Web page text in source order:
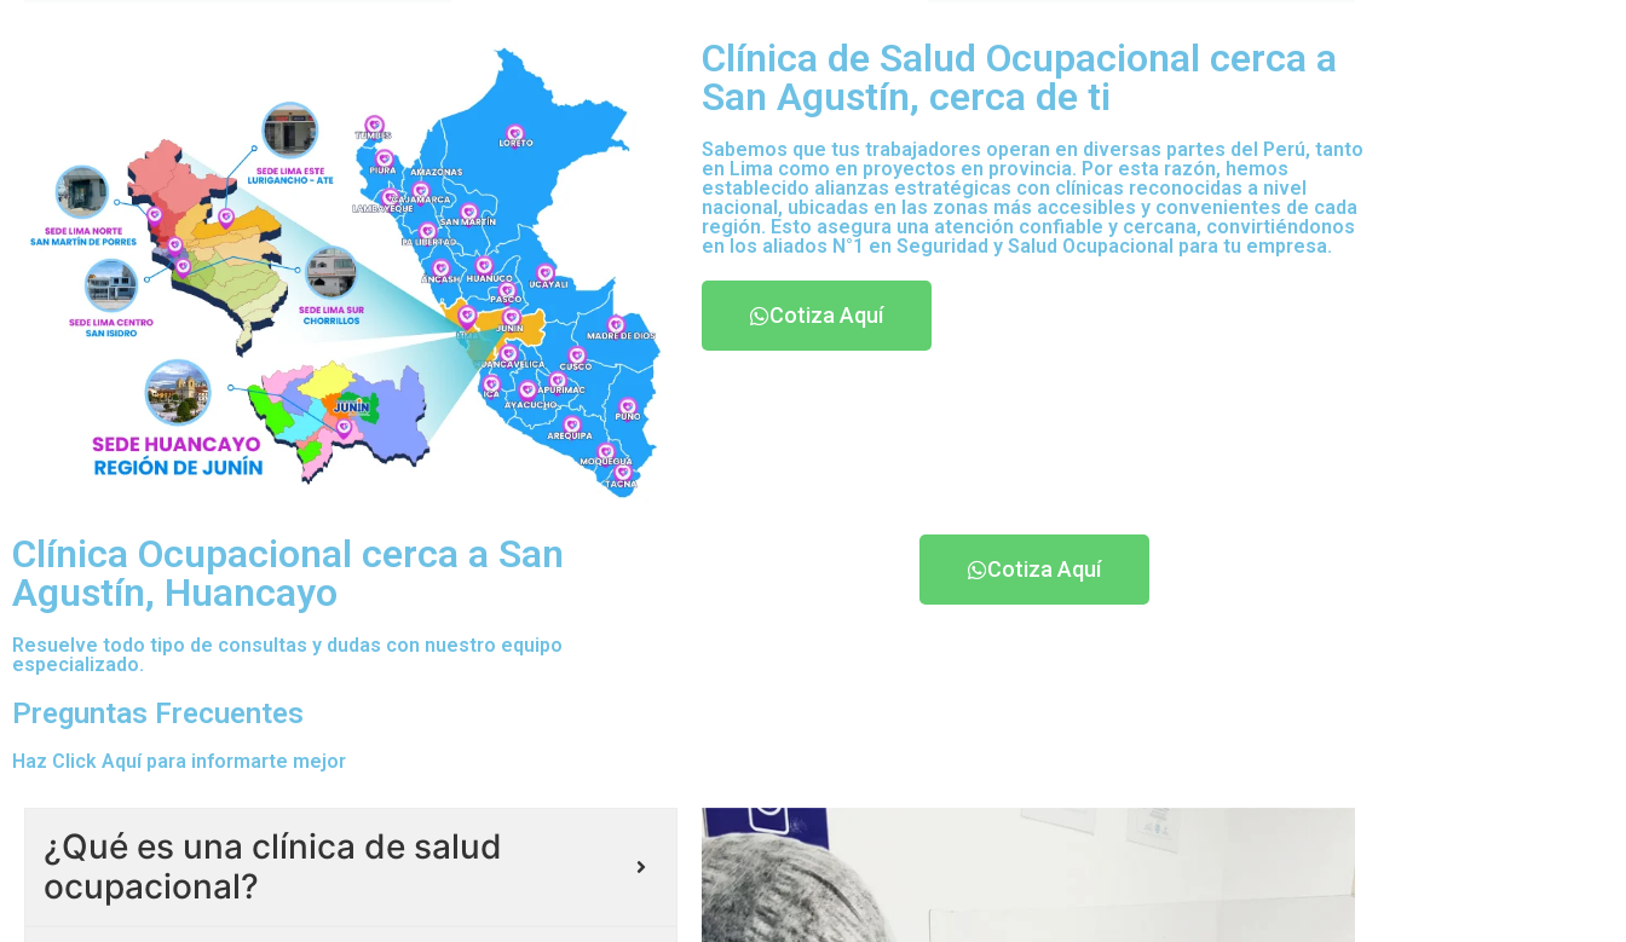
Clínica de Salud Ocupacional cerca a
San Agustín, cerca de ti
Sabemos que tus trabajadores operan en diversas partes del Perú, tanto
en Lima como en proyectos en provincia. Por esta razón, hemos
establecido alianzas estratégicas con clínicas reconocidas a nivel
nacional, ubicadas en las zonas más accesibles y convenientes de cada
región. Esto asegura una atención confiable y cercana, convirtiéndonos
en los aliados N°1 en Seguridad y Salud Ocupacional para tu empresa.
Cotiza Aquí
Clínica Ocupacional cerca a San
Agustín, Huancayo
Resuelve todo tipo de consultas y dudas con nuestro equipo
especializado.
Cotiza Aquí
Preguntas Frecuentes
Haz Click Aquí para informarte mejor
¿Qué es una clínica de salud
ocupacional?